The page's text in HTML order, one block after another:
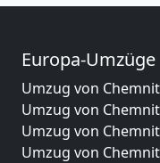
Europa-Umzüge
Umzug von
Umzug von
Umzug von
Umzug von